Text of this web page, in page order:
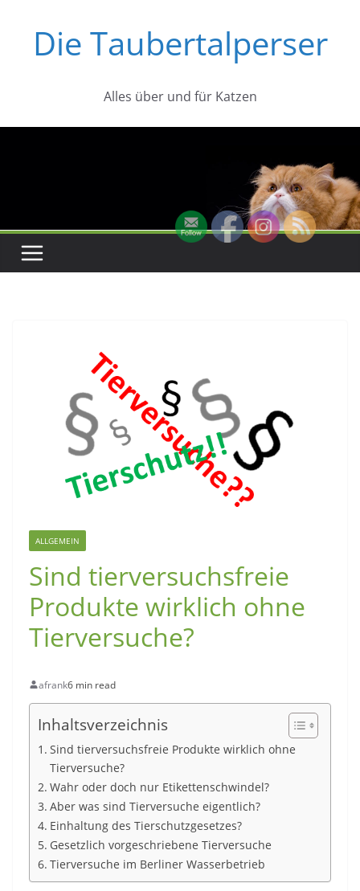
springenDie Taubertalperser
Alles über und für Katzen
ALLGEMEIN
Sind tierversuchsfreie
Produkte wirklich ohne
Tierversuche?
afrank6 min read
Inhaltsverzeichnis
Sind tierversuchsfreie Produkte wirklich ohne
Tierversuche?
Wahr oder doch nur Etikettenschwindel?
Aber was sind Tierversuche eigentlich?
Einhaltung des Tierschutzgesetzes?
Gesetzlich vorgeschriebene Tierversuche
Tierversuche im Berliner Wasserbetrieb